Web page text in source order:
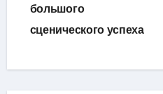
большого
сценического успеха